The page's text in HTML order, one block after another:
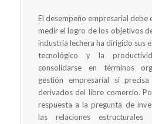
El desempeño empresarial debe
medir el logro de los objetivos
industria lechera ha dirigido sus
tecnológico y la
consolidarse en términos
gestión empresarial si
derivados del libre comercio.
respuesta a la pregunta de
las relaciones